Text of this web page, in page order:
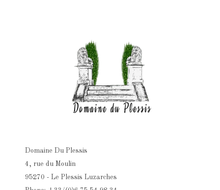
Domaine Du Plessis
4, rue du Moulin
95270 - Le Plessis Luzarches